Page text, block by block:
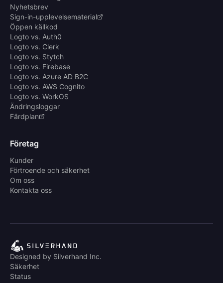
Nyhetsbrev
Sign-in-upplevelsematerial
Öppen källkod
Logto vs. Auth0
Logto vs. Clerk
Logto vs. Stytch
Logto vs. Firebase
Logto vs. Azure AD B2C
Logto vs. AWS Cognito
Logto vs. WorkOS
Ändringsloggar
Färdplan
Företag
Kunder
Förtroende och säkerhet
Om oss
Kontakta oss
Designed by Silverhand Inc.
Säkerhet
Status